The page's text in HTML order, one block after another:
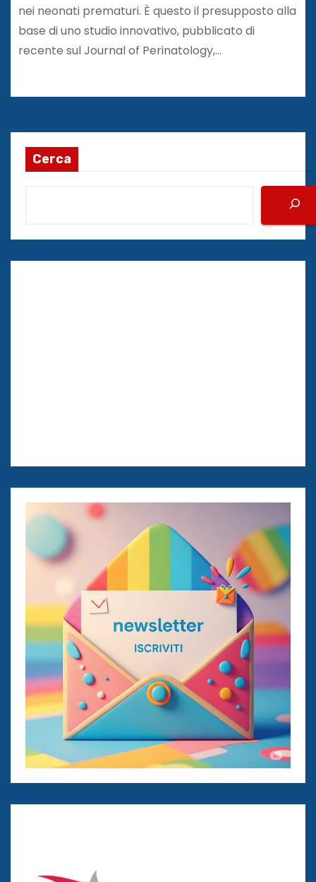
nei neonati prematuri. È questo il presupposto alla
base di uno studio innovativo, pubblicato di
recente sul Journal of Perinatology,…
Cerca